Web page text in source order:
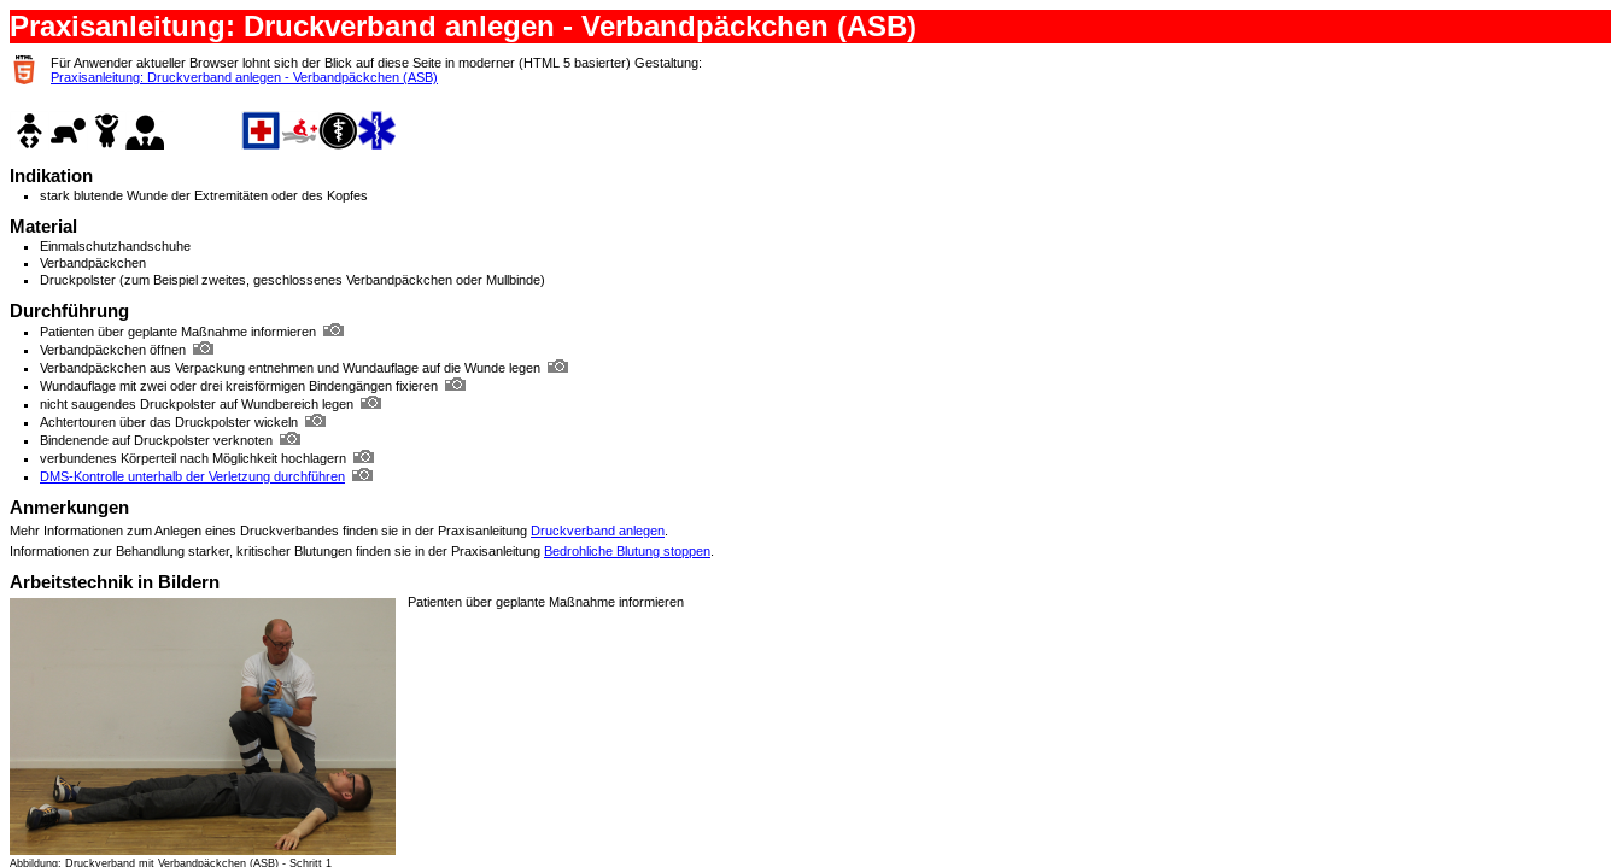
Praxisanleitung: Druckverband anlegen - Verbandpäckchen (ASB)
Für Anwender aktueller Browser lohnt sich der Blick auf diese Seite in moderner (HTML 5 basierter) Gestaltung:
Praxisanleitung: Druckverband anlegen - Verbandpäckchen (ASB)
Indikation
stark blutende Wunde der Extremitäten oder des Kopfes
Material
Einmalschutzhandschuhe
Verbandpäckchen
Druckpolster (zum Beispiel zweites, geschlossenes Verbandpäckchen oder Mullbinde)
Durchführung
Patienten über geplante Maßnahme informieren
Verbandpäckchen öffnen
Verbandpäckchen aus Verpackung entnehmen und Wundauflage auf die Wunde legen
Wundauflage mit zwei oder drei kreisförmigen Bindengängen fixieren
nicht saugendes Druckpolster auf Wundbereich legen
Achtertouren über das Druckpolster wickeln
Bindenende auf Druckpolster verknoten
verbundenes Körperteil nach Möglichkeit hochlagern
DMS-Kontrolle unterhalb der Verletzung durchführen
Anmerkungen
Mehr Informationen zum Anlegen eines Druckverbandes finden sie in der Praxisanleitung Druckverband anlegen
Informationen zur Behandlung starker, kritischer Blutungen finden sie in der Praxisanleitung Bedrohliche Blutung stoppen
Arbeitstechnik in Bildern
Abbildung: Druckverband mit Verbandpäckchen (ASB) - Schritt 1
Patienten über geplante Maßnahme informieren